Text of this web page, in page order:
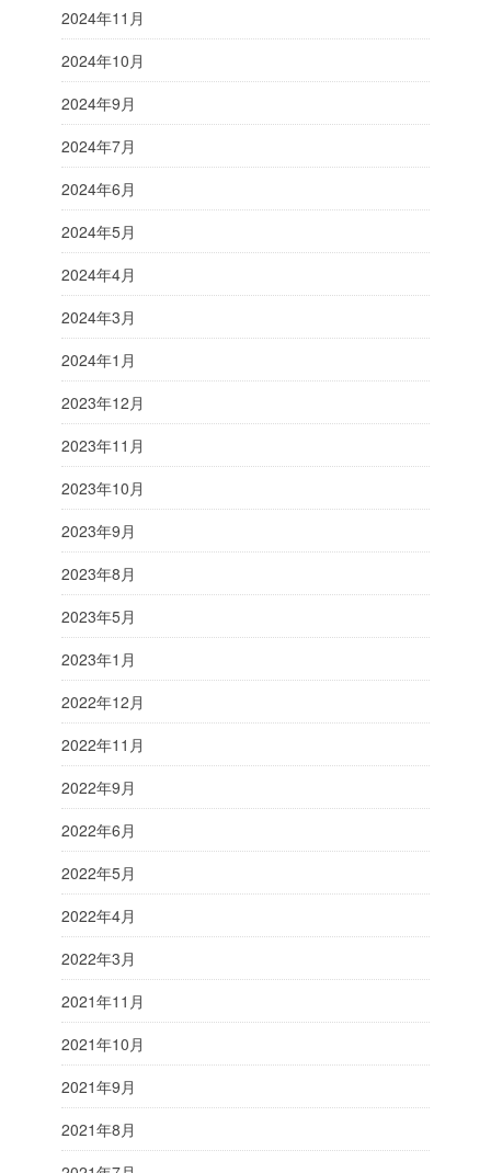
2024年11月
2024年10月
2024年9月
2024年7月
2024年6月
2024年5月
2024年4月
2024年3月
2024年1月
2023年12月
2023年11月
2023年10月
2023年9月
2023年8月
2023年5月
2023年1月
2022年12月
2022年11月
2022年9月
2022年6月
2022年5月
2022年4月
2022年3月
2021年11月
2021年10月
2021年9月
2021年8月